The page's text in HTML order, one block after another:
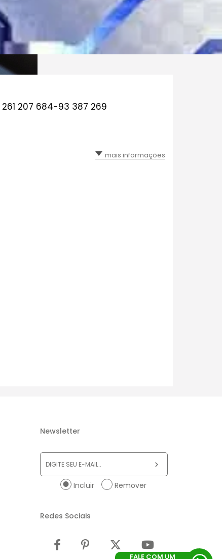
207 684-93 387 269
mais informações
Newsletter
Incluir Remover
Redes Sociais
FALE COM UM